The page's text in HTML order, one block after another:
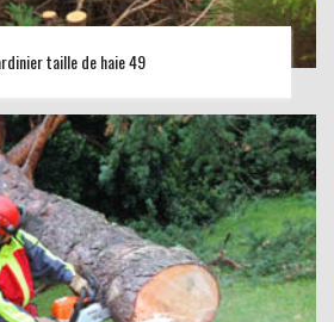
taille de haie 49